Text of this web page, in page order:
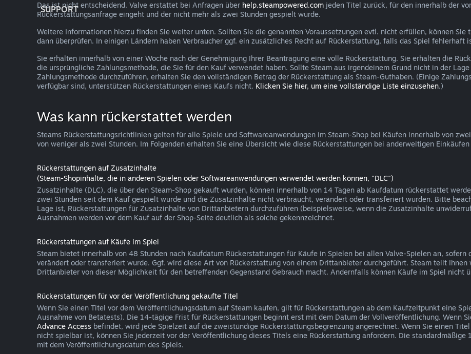
SUPPORT
Das ist nicht entscheidend. Valve erstattet bei Anfragen über help.steampowered.com jeden Titel zurück, für den innerhalb der
Rückerstattungsanfrage eingeht und der nicht mehr als zwei Stunden gespielt wurde.
Weitere Informationen hierzu finden Sie weiter unten. Sollten Sie die genannten Voraussetzungen evtl. nicht erfüllen, können
dann überprüfen. In einigen Ländern haben Verbraucher ggf. ein zusätzliches Recht auf Rückerstattung, falls das Spiel fehlerhaft
Sie erhalten innerhalb von einer Woche nach der Genehmigung Ihrer Beantragung eine volle Rückerstattung. Sie erhalten die
die ursprüngliche Zahlungsmethode, die Sie für den Kauf verwendet haben. Sollte Steam aus irgendeinem Grund nicht in der
Zahlungsmethode durchzuführen, erhalten Sie den vollständigen Betrag der Rückerstattung als Steam-Guthaben. (Einige
verfügbar sind, unterstützen Rückerstattungen eines Kaufs nicht. Klicken Sie hier, um eine vollständige Liste einzusehen.)
Was kann rückerstattet werden
Steams Rückerstattungsrichtlinien gelten für alle Spiele und Softwareanwendungen im Steam-Shop bei Käufen innerhalb von
von weniger als zwei Stunden. Im Folgenden erhalten Sie eine Übersicht wie diese Rückerstattungen bei anderweitigen
Rückerstattungen auf Zusatzinhalte
(Steam-Shopinhalte, die in anderen Spielen oder Softwareanwendungen verwendet werden können, "DLC")
Zusatzinhalte (DLC), die über den Steam-Shop gekauft wurden, können innerhalb von 14 Tagen ab Kaufdatum rückerstattet
zwei Stunden seit dem Kauf gespielt wurde und die Zusatzinhalte nicht verbraucht, verändert oder transferiert wurden. Bitte
Lage ist, Rückerstattungen für Zusatzinhalte von Drittanbietern durchzuführen (beispielsweise, wenn die Zusatzinhalte
Ausnahmen werden vor dem Kauf auf der Shop-Seite deutlich als solche gekennzeichnet.
Rückerstattungen auf Käufe im Spiel
Steam bietet innerhalb von 48 Stunden nach Kaufdatum Rückerstattungen für Käufe in Spielen bei allen Valve-Spielen an,
verändert oder transferiert wurde. Ggf. wird diese Art von Rückerstattung von einem Drittanbieter durchgeführt. Steam teilt
Drittanbieter von dieser Möglichkeit für den betreffenden Gegenstand Gebrauch macht. Andernfalls können Käufe im Spiel nicht
Rückerstattungen für vor der Veröffentlichung gekaufte Titel
Wenn Sie einen Titel vor dem Veröffentlichungsdatum auf Steam kaufen, gilt für Rückerstattungen ab dem Kaufzeitpunkt eine
Ausnahme von Betatests). Die 14-tägige Frist für Rückerstattungen beginnt erst mit dem Datum der Vollveröffentlichung. Wenn
Advance Access befindet, wird jede Spielzeit auf die zweistündige Rückerstattungsbegrenzung angerechnet. Wenn Sie einen
nicht spielbar ist, können Sie jederzeit vor der Veröffentlichung dieses Titels eine Rückerstattung anfordern. Die
mit dem Veröffentlichungsdatum des Spiels.